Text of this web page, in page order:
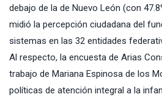
debajo de la de Nuevo León (con
midió la percepción ciudadana del
sistemas en las 32 entidades
Al respecto, la encuesta de Arias
trabajo de Mariana Espinosa de los
políticas de atención integral a la